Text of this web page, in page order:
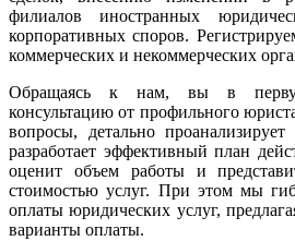
филиалов иностранных
корпоративных споров.
коммерческих и некоммерческих
Обращаясь к нам, вы в
консультацию от профильного
вопросы, детально
разработает эффективный план
оценит объем работы и
стоимостью услуг. При этом мы
оплаты юридических услуг,
варианты оплаты.